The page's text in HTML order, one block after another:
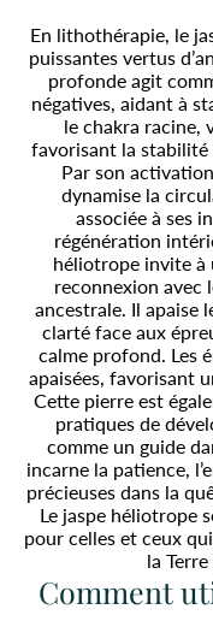
En lithothérapie, le
puissantes vertus
profonde agit
négatives, aidant à
le chakra racine,
favorisant la stabilité
Par son
dynamise la
associée à ses
régénération
héliotrope invite à
reconnexion avec
ancestrale. Il apaise
clarté face aux
calme profond. Les
apaisées, favorisant
Cette pierre est
pratiques de
comme un guide
incarne la patience,
précieuses dans la
Le jaspe héliotrope
pour celles et ceux
la
Comment